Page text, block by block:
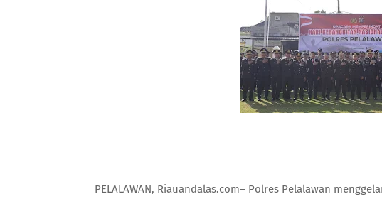
PELALAWAN, Riauandalas.com– Polres Pelalawan